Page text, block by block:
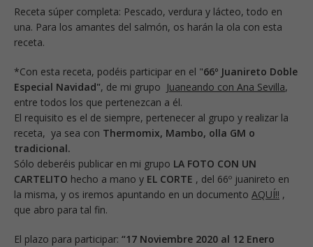
Receta súper completa: Pescado, verdura y lácteo, todo en
una. Para los amantes del salmón, os harán la ola con esta
receta.
*Con esta receta, podéis participar en el "66º Juanireto Doble
Especial Navidad", de mi grupo Juaneando con Ana Sevilla,
entre todos los que pertenezcan a él.
El requisito es el de siempre, pertenecer al grupo y realizar la
receta, ya sea con Thermomix, Mambo, olla GM o
tradicional.
Sólo deberéis publicar en mi grupo LA FOTO CON UN
CARTELITO hecho a mano y EL CORTE , del 66º juanireto en
la misma, y os iremos apuntando en un documento AQUÍ!! ,
que abro para tal fin.
El plazo para participar: “17 Noviembre 2020 al 12 Enero